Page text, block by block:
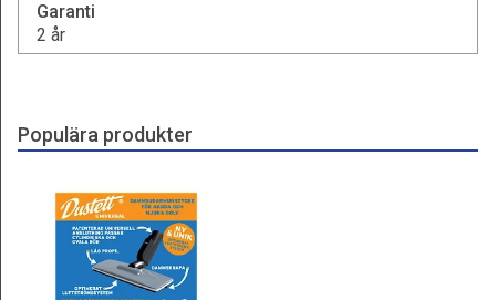
Garanti
2 år
Populära produkter